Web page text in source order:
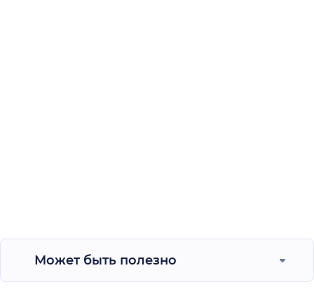
Может быть полезно